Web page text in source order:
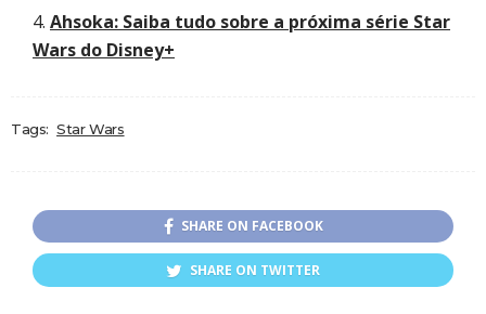
Ahsoka: Saiba tudo sobre a próxima série Star
Wars do Disney+
Tags: Star Wars
SHARE ON FACEBOOK
SHARE ON TWITTER